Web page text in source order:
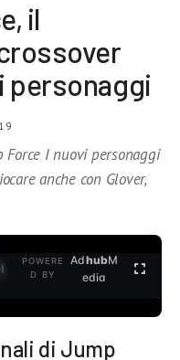
il
personaggi
I nuovi personaggi
anche con Glover,
POWERE
D BY
AdhubM
edia
di Jump